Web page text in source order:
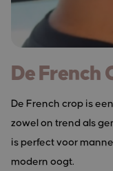
De French
De French crop is
zowel on trend als
is perfect voor
modern oogt.